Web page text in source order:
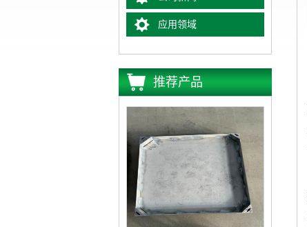
应用领域
推荐产品